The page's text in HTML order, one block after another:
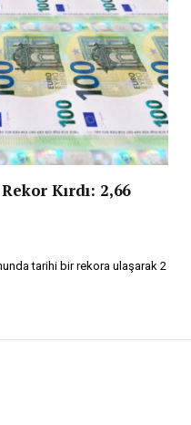
Kırdı: 2,66
tarihi bir rekora ulaşarak 2